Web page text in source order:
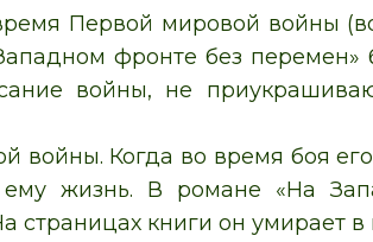
Первой мировой войны
фронте без перемен»
войны, не
Когда во время боя
ему жизнь. В романе «На
книги он умирает в